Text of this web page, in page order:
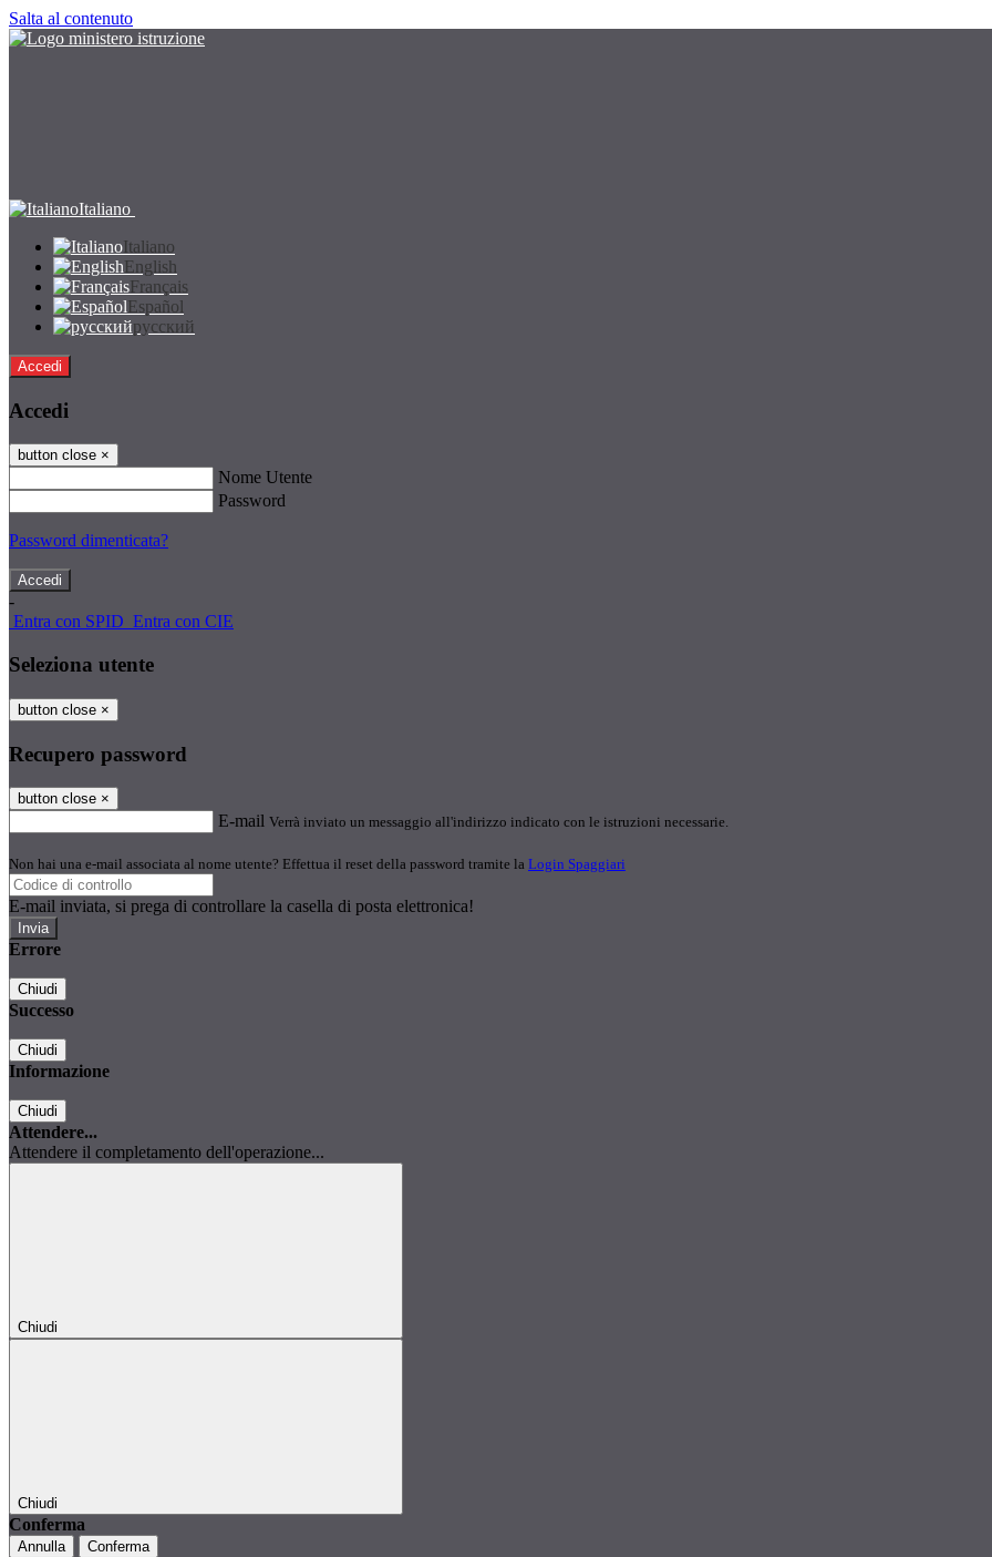
Salta al contenuto
Italiano
Italiano
English
Français
Español
русский
Accedi
Accedi
button close ×
Nome Utente
Password
Password dimenticata?
-
Entra con SPID Entra con CIE
Seleziona utente
button close ×
Recupero password
button close ×
E-mail Verrà inviato un messaggio all'indirizzo indicato con le istruzioni necessarie.
Non hai una e-mail associata al nome utente? Effettua il reset della password tramite la Login Spaggiari
E-mail inviata, si prega di controllare la casella di posta elettronica!
Errore
Chiudi
Successo
Chiudi
Informazione
Chiudi
Attendere...
Attendere il completamento dell'operazione...
Chiudi
Chiudi
Conferma
Annulla Conferma